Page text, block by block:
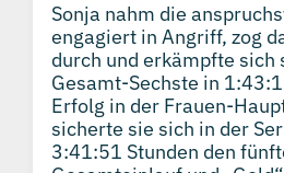
Sonja nahm die
engagiert in Angriff, zog
durch und erkämpfte
Gesamt-Sechste in
Erfolg in der Frauen-
sicherte sie sich in der
3:41:51 Stunden den